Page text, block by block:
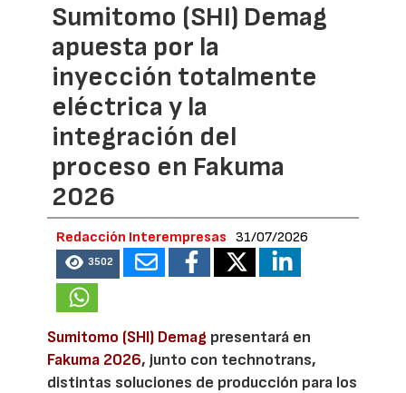
Sumitomo (SHI) Demag
apuesta por la
inyección totalmente
eléctrica y la
integración del
proceso en Fakuma
2026
Redacción Interempresas 31/07/2026
3502
Sumitomo (SHI) Demag presentará en
Fakuma 2026, junto con technotrans,
distintas soluciones de producción para los